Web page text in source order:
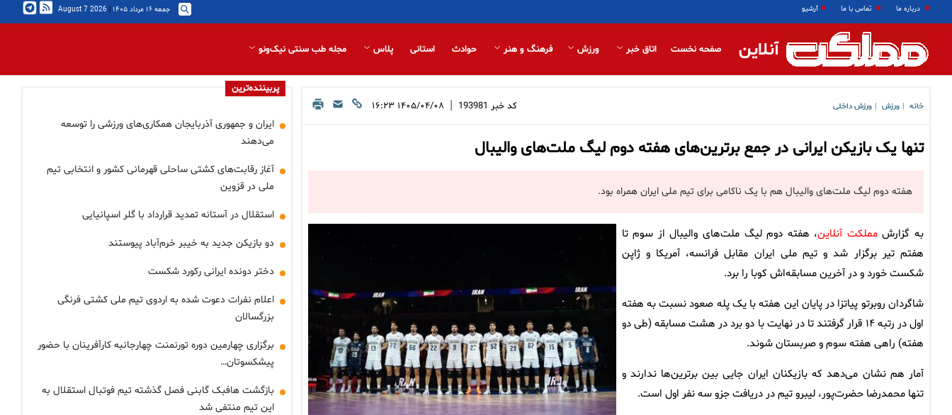
درباره ما تماس با ما آرشیو جمعه ۱۶ مرداد ۱۴۰۵ |
2026 August 7
آنلاین صفحه نخست اتاق خبر ورزش فرهنگ و هنر حوادث استانی پلاس مجله طب سنتی نیک‌ونو
خانه ورزش ورزش داخلی کد خبر 193981
| ۱۴۰۵/۰۴/۰۸ ۱۶:۲۳
تنها یک بازیکن ایرانی در جمع برترین‌های هفته دوم لیگ ملت‌های والیبال
هفته دوم لیگ ملت‌های والیبال هم با یک ناکامی برای تیم ملی ایران همراه بود.
به گزارشمملکت آنلاین، هفته دوم لیگ ملت‌های والیبال از سوم تا
هفتم تیر برگزار شد و تیم ملی ایران مقابل فرانسه، آمریکا و ژاپن
شکست خورد و در آخرین مسابقه‌اش کوبا را برد.
شاگردان روبرتو پیاتزا در پایان این هفته با یک پله صعود نسبت به هفته
اول در رتبه ۱۴ قرار گرفتند تا در نهایت با دو برد در هشت مسابقه (طی دو
هفته) راهی هفته سوم و صربستان شوند.
آمار هم نشان می‌دهد که بازیکنان ایران جایی بین برترین‌ها ندارند و
تنها محمدرضا حضرت‌پور، لیبرو تیم در دریافت جزو سه نفر اول است.
پربیننده‌ترین
ایران و جمهوری آذربایجان همکاری‌های ورزشی را توسعه
می‌دهند
آغاز رقابت‌های کشتی ساحلی قهرمانی کشور و انتخابی تیم
ملی در قزوین
استقلال در آستانه تمدید قرارداد با گلر اسپانیایی
دو بازیکن جدید به خیبر خرم‌آباد پیوستند
دختر دونده ایرانی رکورد شکست
اعلام نفرات دعوت شده به اردوی تیم ملی کشتی فرنگی
بزرگسالان
برگزاری چهارمین دوره تورنمنت چهارجانبه کارآفرینان با حضور
پیشکسوتان…
بازگشت هافبک گابنی فصل گذشته تیم فوتبال استقلال به
این تیم منتفی شد